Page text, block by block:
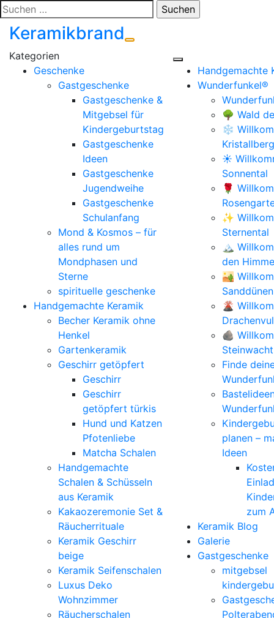
Zum
Inhalt
springen
Suchen
nach:
Keramikbrand
Geschenke
Gastgeschenke
Gastgeschenke &
Mitgebsel für
Kindergeburtstag
Gastgeschenke
Ideen
Gastgeschenke
Jugendweihe
Gastgeschenke
Schulanfang
Mond & Kosmos – für
alles rund um
Mondphasen und
Sterne
spirituelle geschenke
Handgemachte Keramik
Becher Keramik ohne
Henkel
Gartenkeramik
Geschirr getöpfert
Geschirr
Geschirr
getöpfert türkis
Hund und Katzen
Pfotenliebe
Matcha Schalen
Handgemachte
Schalen & Schüsseln
aus Keramik
Kakaozeremonie Set &
Räucherrituale
Keramik Geschirr
beige
Keramik Seifenschalen
Luxus Deko
Wohnzimmer
Räucherschalen
Handgemachte
Wunderfunkel®
🌳 Wald
❄️
☀️
Sonnental
🌹
✨
Sternental
🏔️
den
🏜️
Sanddünen
🌋
🪨
Steinwacht
Finde
planen –
Ideen
zum
Keramik Blog
Galerie
Gastgeschenke
mitgebsel